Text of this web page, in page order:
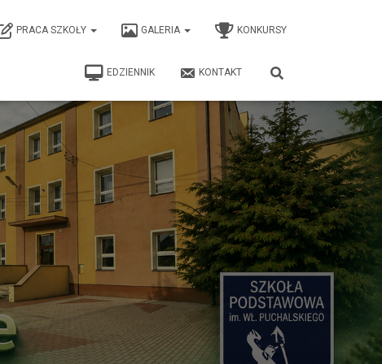
PRACA SZKOŁY GALERIA KONKURSY
EDZIENNIK KONTAKT